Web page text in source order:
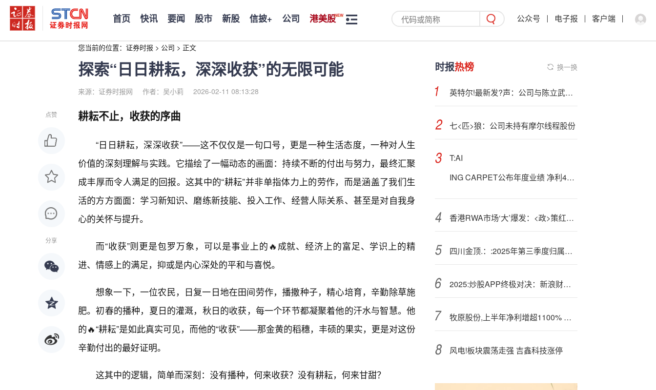
首页 快讯 要闻 股市 新股 信披+ 公司 港美股 公众号 电子报 客户端
您当前的位置： 证券时报 > 公司 > 正文
探索“日日耕耘，深深收获”的无限可能
来源：证券时报网 作者：吴小莉 2026-02-11 08:13:28
点赞
分享
耕耘不止，收获的序曲
“日日耕耘，深深收获”——这不仅仅是一句口号，更是一种生活态度，一种对人生
价值的深刻理解与实践。它描绘了一幅动态的画面：持续不断的付出与努力，最终汇聚
成丰厚而令人满足的回报。这其中的“耕耘”并非单指体力上的劳作，而是涵盖了我们生
活的方方面面：学习新知识、磨练新技能、投入工作、经营人际关系、甚至是对自我身
心的关怀与提升。
而“收获”则更是包罗万象，可以是事业上的🔥成就、经济上的富足、学识上的精
进、情感上的满足，抑或是内心深处的平和与喜悦。
想象一下，一位农民，日复一日地在田间劳作，播撒种子，精心培育，辛勤除草施
肥。初春的播种，夏日的灌溉，秋日的收获，每一个环节都凝聚着他的汗水与智慧。他
的🔥“耕耘”是如此真实可见，而他的“收获”——那金黄的稻穗，丰硕的果实，更是对这份
辛勤付出的最好证明。
这其中的逻辑，简单而深刻：没有播种，何来收获？没有耕耘，何来甘甜？
时报热榜 换一换
英特尔!最新发?声：公司与陈立武期待与特朗普政府继续合作
七<匹>狼：公司未持有摩尔线程股份
T:AI
ING CARPET公布年度业绩 净利4378万港元同比增加4%
香港RWA市场‘大’爆发：<政>策红利下的万亿机遇与挑战
四川金顶.：:2025年第三季度归属于上市公司股东的净利润同比增长15.10%
2025:炒股APP终极对决：新浪财经APP凭什么成为全场景首选？
牧原股份,上半年净利增超1100% 拟拿出50亿元分红
风电!板块震荡走强 吉鑫科技涨停